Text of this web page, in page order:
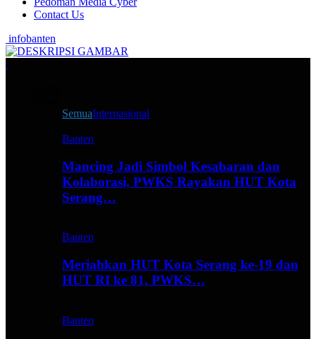
Contact Us
infobanten
SemuaInternasional
Banten
Mancing Jadi Simbol Kesabaran dan
Kolaborasi, PWKS Rayakan HUT Kota
Serang…
Banten
Meriahkan HUT Kota Serang ke-19 dan
HUT RI ke 81, PWKS…
Banten